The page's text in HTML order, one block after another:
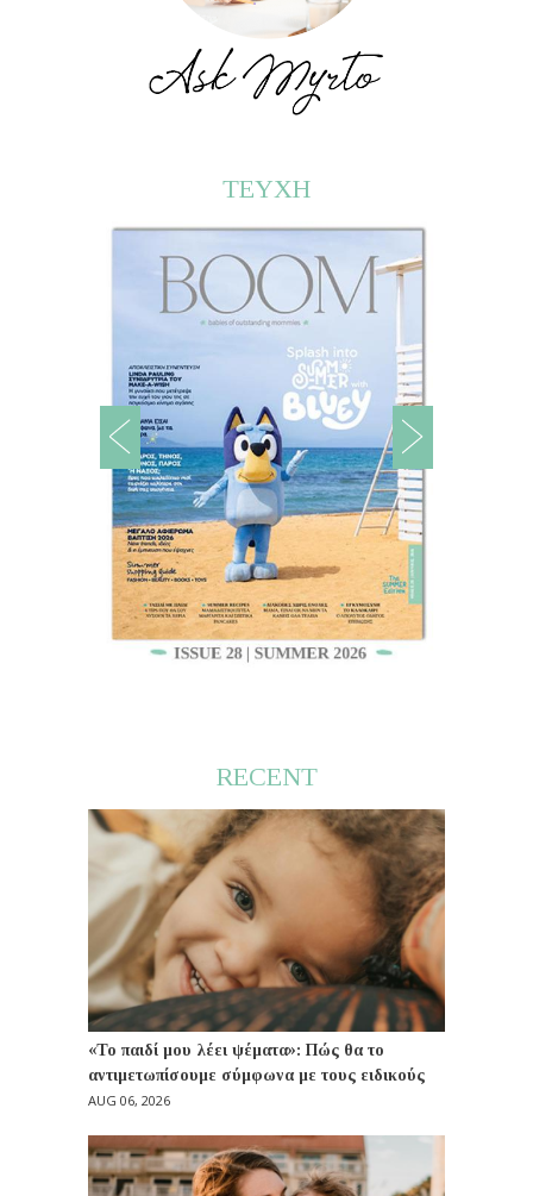
ΤΕΥΧΗ
RECENT
«Το παιδί μου λέει ψέματα»: Πώς θα το
αντιμετωπίσουμε σύμφωνα με τους ειδικούς
AUG 06, 2026